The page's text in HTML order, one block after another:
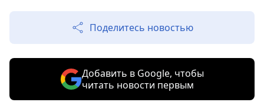
Поделитесь новостью
Добавить в Google, чтобы
читать новости первым